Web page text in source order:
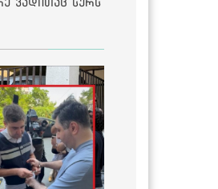
ვადითაც სურს